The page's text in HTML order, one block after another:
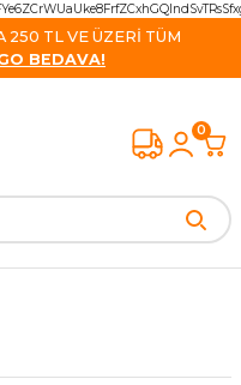
250 TL VE ÜZERİ TÜM
BEDAVA!
0